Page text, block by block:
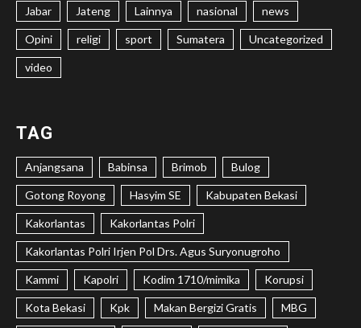
Jabar Jateng Lainnya nasional news
Opini religi sport Sumatera Uncategorized
video
TAG
Anjangsana Babinsa Brimob Bulog
Gotong Royong Hasyim SE Kabupaten Bekasi
Kakorlantas Kakorlantas Polri
Kakorlantas Polri Irjen Pol Drs. Agus Suryonugroho
Kammi Kapolri Kodim 1710/mimika Korupsi
Kota Bekasi Kpk Makan Bergizi Gratis MBG